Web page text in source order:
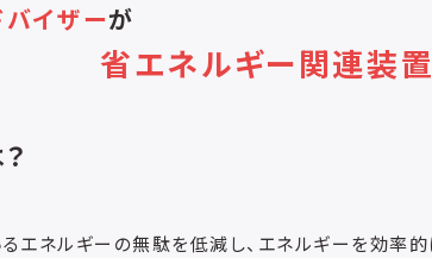
イザーが
省エネルギー関連装置
エネルギーの無駄を低減し、エネルギーを効率